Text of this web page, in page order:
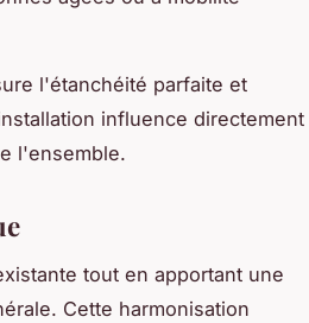
l'étanchéité parfaite et
influence directement
l'ensemble.
tout en apportant une
Cette harmonisation